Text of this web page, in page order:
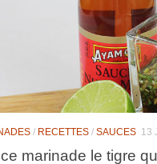
/ RECETTES / SAUCES 13
marinade le tigre